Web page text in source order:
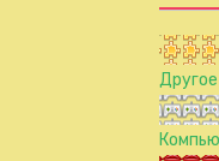
Другое